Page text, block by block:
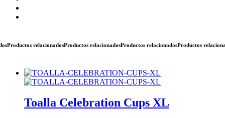
relacionadosProductos relacionadosProductos relacionadosProductos relacionados
Toalla Celebration Cups XL